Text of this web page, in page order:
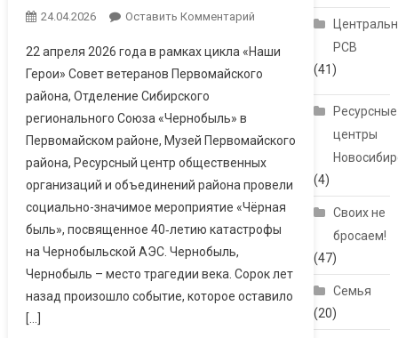
24.04.2026 Оставить Комментарий
22 апреля 2026 года в рамках цикла «Наши
Герои» Совет ветеранов Первомайского
района, Отделение Сибирского
регионального Союза «Чернобыль» в
Первомайском районе, Музей Первомайского
района, Ресурсный центр общественных
организаций и объединений района провели
социально-значимое мероприятие «Чёрная
быль», посвященное 40‑летию катастрофы
на Чернобыльской АЭС. Чернобыль,
Чернобыль – место трагедии века. Сорок лет
назад произошло событие, которое оставило
[…]
РСВ
(41)
Ресурсные
центры
(4)
Своих не
бросаем!
(47)
Семья
(20)